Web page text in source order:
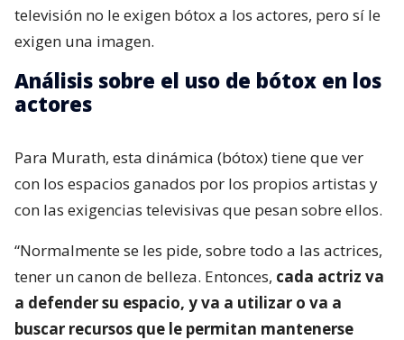
televisión no le exigen bótox a los actores, pero sí le
exigen una imagen.
Análisis sobre el uso de bótox en los
actores
Para Murath, esta dinámica (bótox) tiene que ver
con los espacios ganados por los propios artistas y
con las exigencias televisivas que pesan sobre ellos.
“Normalmente se les pide, sobre todo a las actrices,
tener un canon de belleza. Entonces, cada actriz va
a defender su espacio, y va a utilizar o va a
buscar recursos que le permitan mantenerse